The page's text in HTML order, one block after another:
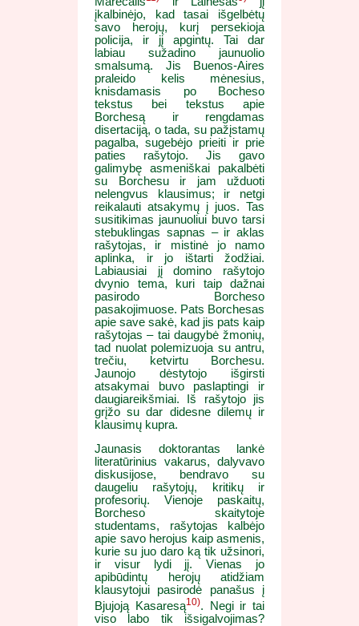
įkalbinėjo, kad tasai išgelbėtų
savo herojų, kurį persekioja
policija, ir jį apgintų. Tai dar
labiau sužadino jaunuolio
smalsumą. Jis Buenos-Aires
praleido kelis mėnesius,
knisdamasis po Bocheso
tekstus bei tekstus apie
Borchesą ir rengdamas
disertaciją, o tada, su pažįstamų
pagalba, sugebėjo prieiti ir prie
paties rašytojo. Jis gavo
galimybę asmeniškai pakalbėti
su Borchesu ir jam užduoti
nelengvus klausimus; ir netgi
reikalauti atsakymų į juos. Tas
susitikimas jaunuoliui buvo tarsi
stebuklingas sapnas – ir aklas
rašytojas, ir mistinė jo namo
aplinka, ir jo ištarti žodžiai.
Labiausiai jį domino rašytojo
dvynio tema, kuri taip dažnai
pasirodo Borcheso
pasakojimuose. Pats Borchesas
apie save sakė, kad jis pats kaip
rašytojas – tai daugybė žmonių,
tad nuolat polemizuoja su antru,
trečiu, ketvirtu Borchesu.
Jaunojo dėstytojo išgirsti
atsakymai buvo paslaptingi ir
daugiareikšmiai. Iš rašytojo jis
grįžo su dar didesne dilemų ir
klausimų kupra.
Jaunasis doktorantas lankė
literatūrinius vakarus, dalyvavo
diskusijose, bendravo su
daugeliu rašytojų, kritikų ir
profesorių. Vienoje paskaitų,
Borcheso skaitytoje
studentams, rašytojas kalbėjo
apie savo herojus kaip asmenis,
kurie su juo daro ką tik užsinori,
ir visur lydi jį. Vienas jo
apibūdintų herojų atidžiam
klausytojui pasirodė panašus į
Bjujoją Kasaresą10). Negi ir tai
viso labo tik išsigalvojimas?